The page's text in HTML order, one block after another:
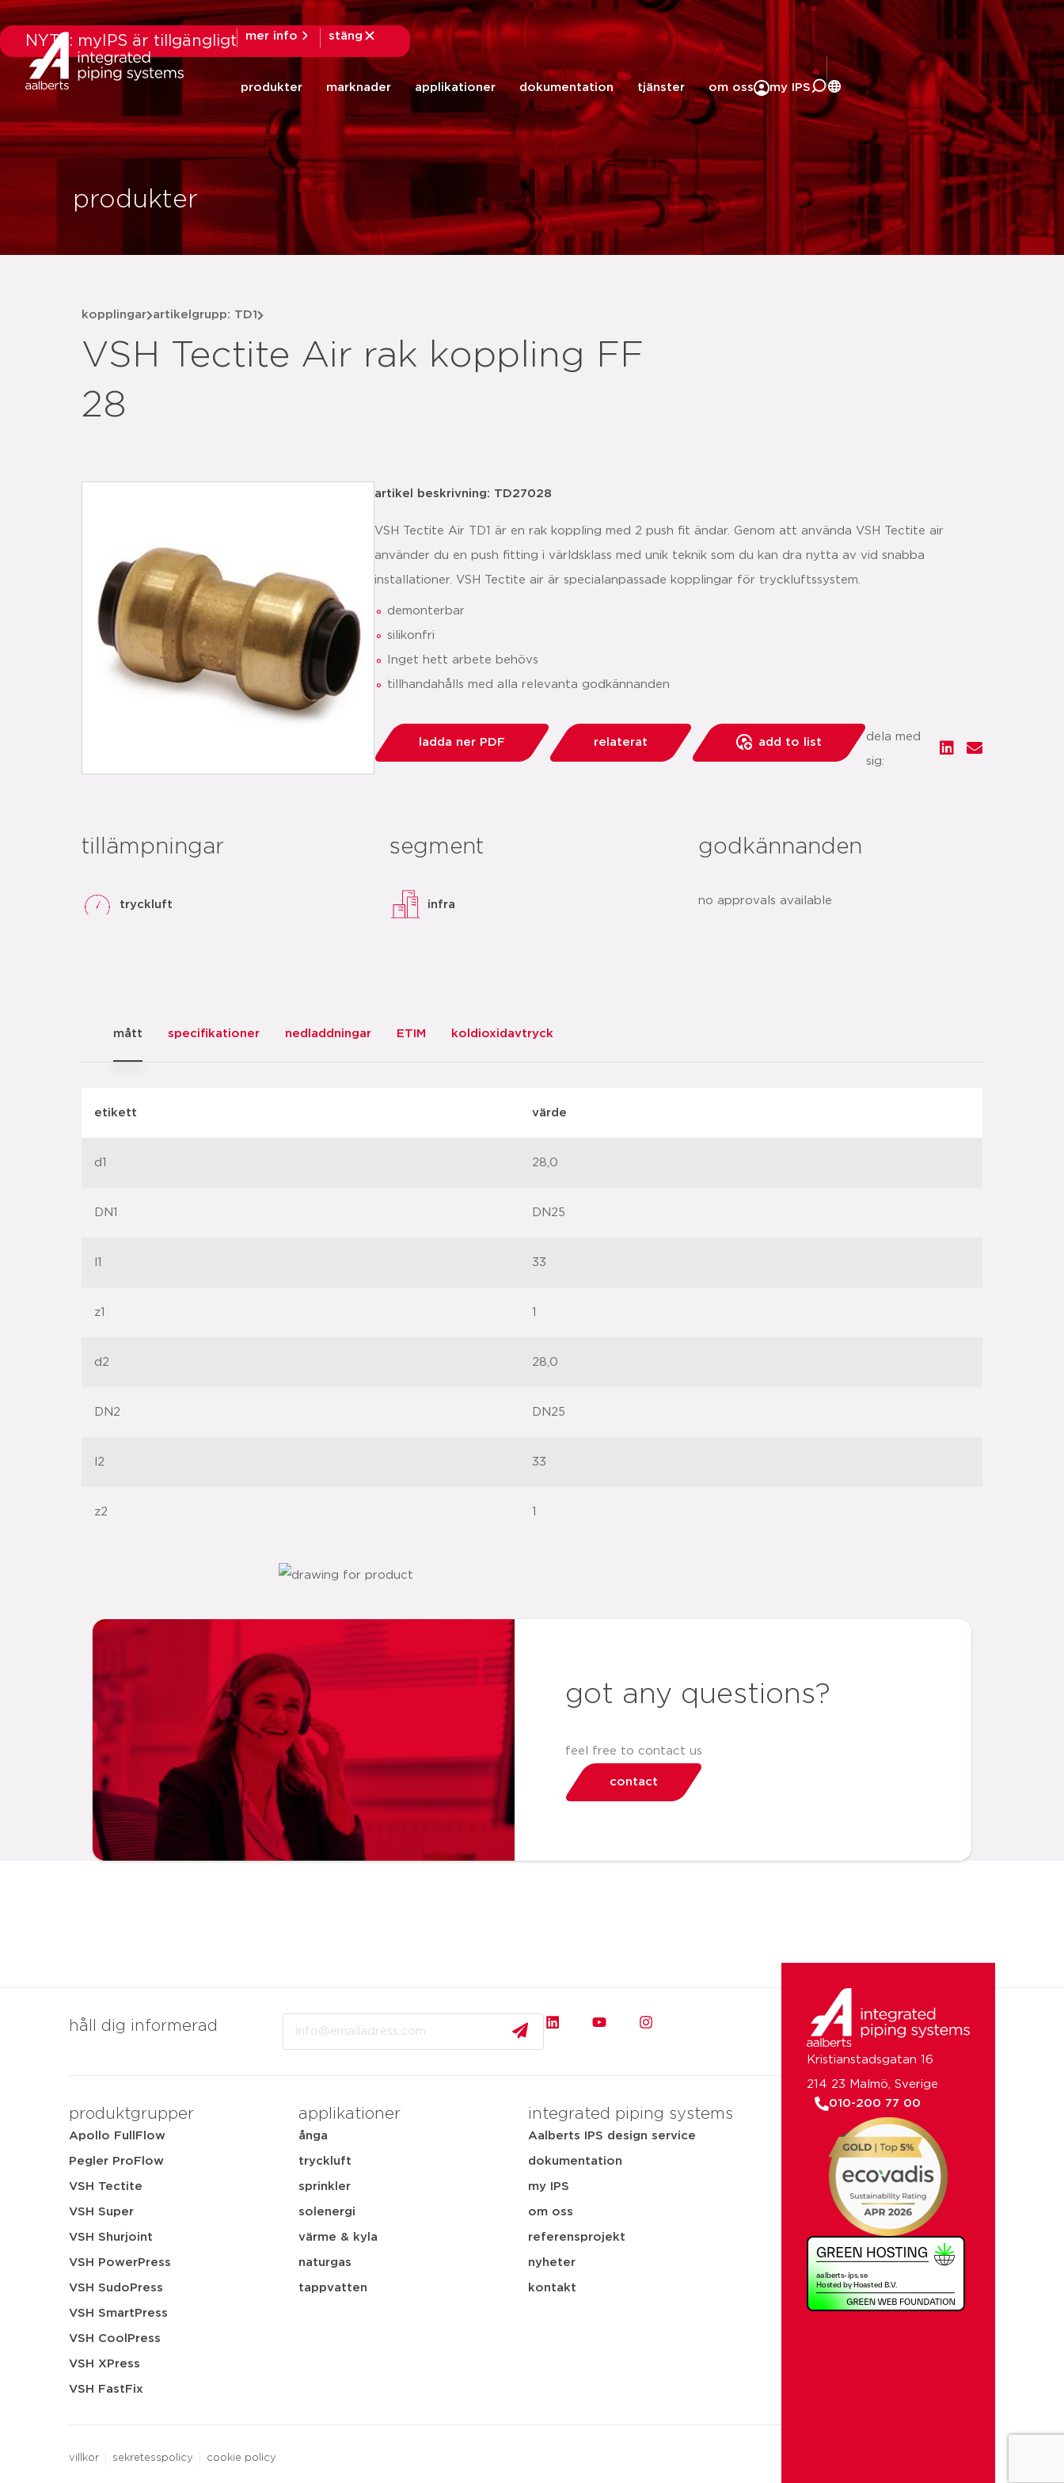
NYTT: myIPS är tillgängligt mer info
stäng
stäng
produkter marknader applikationer dokumentation tjänster om oss
produkter
kopplingar artikelgrupp: TD1
VSH Tectite Air rak koppling FF
28
artikel beskrivning: TD27028
VSH Tectite Air TD1 är en rak koppling med 2 push fit ändar. Genom att använda VSH Tectite air
använder du en push fitting i världsklass med unik teknik som du kan dra nytta av vid snabba
installationer. VSH Tectite air är specialanpassade kopplingar för tryckluftssystem.
demonterbar
silikonfri
Inget hett arbete behövs
tillhandahålls med alla relevanta godkännanden
ladda ner PDF relaterat add to list dela med
sig:
tillämpningar
tryckluft
segment
infra
godkännanden
no approvals available
mått specifikationer nedladdningar ETIM koldioxidavtryck
etikett värde
d1 28,0
DN1 DN25
l1 33
z1 1
d2 28,0
DN2 DN25
l2 33
z2 1
got any questions?
feel free to contact us
contact
håll dig informerad
produktgrupper
Apollo FullFlow
Pegler ProFlow
VSH Tectite
VSH Super
VSH Shurjoint
VSH PowerPress
VSH SudoPress
VSH SmartPress
VSH CoolPress
VSH XPress
VSH FastFix
applikationer
ånga
tryckluft
sprinkler
solenergi
värme & kyla
naturgas
tappvatten
integrated piping systems
Aalberts IPS design service
dokumentation
my IPS
om oss
referensprojekt
nyheter
kontakt
villkor sekretesspolicy cookie policy
Kristianstadsgatan 16
214 23 Malmö, Sverige
010-200 77 00